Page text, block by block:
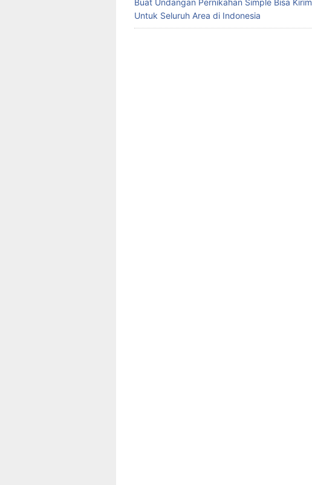
Buat Undangan Pernikahan Simple Bisa Kirim
Untuk Seluruh Area di Indonesia